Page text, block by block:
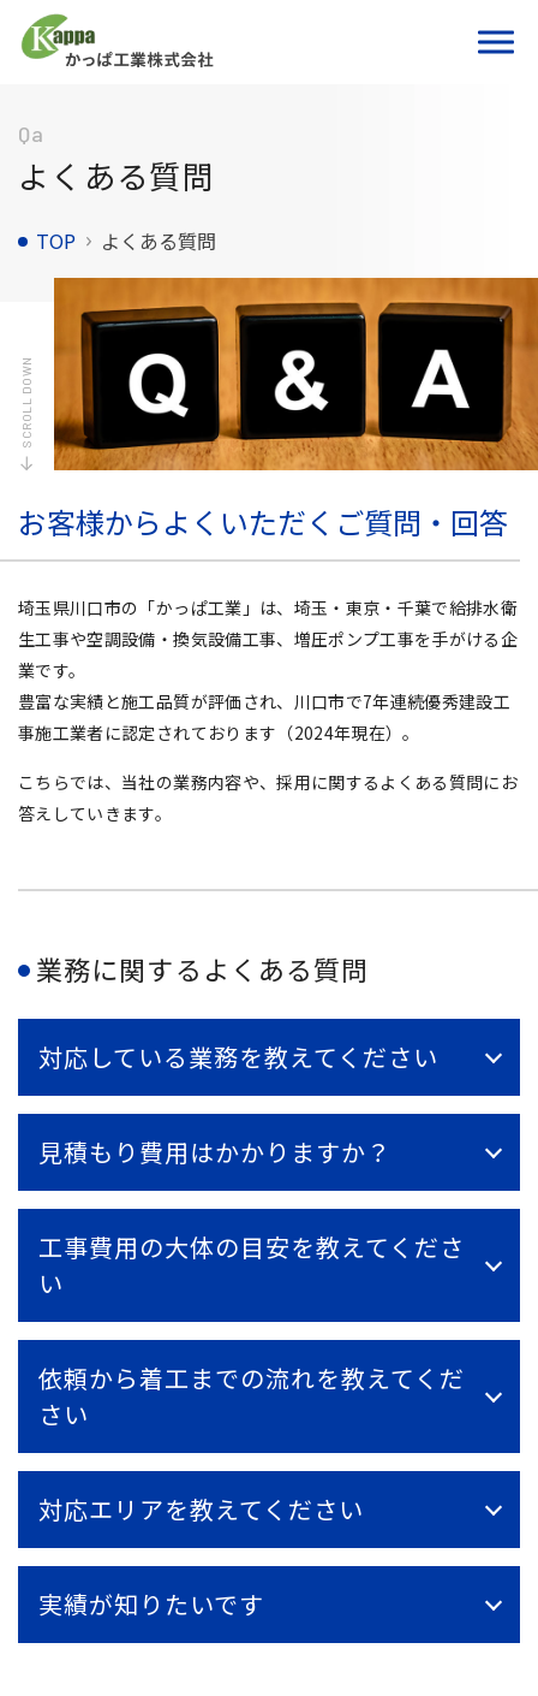
Qa
よくある質問
TOP よくある質問
SCROLL DOWN
お客様からよくいただくご質問・回答
埼玉県川口市の「かっぱ工業」は、埼玉・東京・千葉で給排水衛
生工事や空調設備・換気設備工事、増圧ポンプ工事を手がける企
業です。
豊富な実績と施工品質が評価され、川口市で7年連続優秀建設工
事施工業者に認定されております（2024年現在）。
こちらでは、当社の業務内容や、採用に関するよくある質問にお
答えしていきます。
業務に関するよくある質問
対応している業務を教えてください
見積もり費用はかかりますか？
工事費用の大体の目安を教えてくださ
い
依頼から着工までの流れを教えてくだ
さい
対応エリアを教えてください
実績が知りたいです